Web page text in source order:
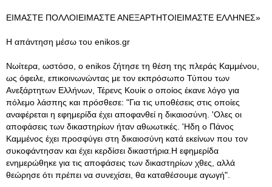
ΕΙΜΑΣΤΕ ΠΟΛΛΟΙΕΙΜΑΣΤΕ ΑΝΕΞΑΡΤΗΤΟΙΕΙΜΑΣΤΕ ΕΛΛΗΝΕΣ»
Η απάντηση μέσω του enikos.gr
Nωίτερα, ωστόσο, ο enikos ζήτησε τη θέση της πλεράς Καμμένου,
ως όφειλε, επικοινωνώντας με τον εκπρόσωπο Τύπου των
Ανεξάρτητων Ελλήνων, Τέρενς Κουίκ ο οποίος έκανε λόγο για
πόλεμο λάσπης και πρόσθεσε: "Για τις υποθέσεις στις οποίες
αναφέρεται η εφημερίδα έχει αποφανθεί η δικαιοσύνη. 'Ολες οι
αποφάσεις των δικαστηρίων ήταν αθωωτικές. 'Ηδη ο Πάνος
Καμμένος έχει προσφύγει στη δικαιοσύνη κατά εκείνων που τον
συκοφάντησαν και έχει κερδίσει δικαστήρια.Η εφημερίδα
ενημερώθηκε για τις αποφάσεις των δικαστηρίων χθες, αλλά
θεώρησε ότι πρέπει να συνεχίσει, θα καταθέσουμε αγωγή".